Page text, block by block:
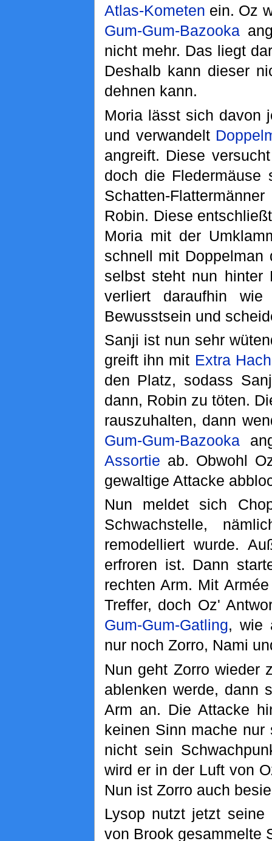
Atlas-Kometen ein. Oz
Gum-Gum-Bazooka
nicht mehr. Das liegt
Deshalb kann dieser
dehnen kann.
Moria lässt sich davon
und verwandelt
angreift. Diese
doch die
Schatten-
Robin. Diese
Moria mit der
schnell mit
selbst steht nun hinter
verliert daraufhin
Bewusstsein und
Sanji ist nun sehr
greift ihn mit Extra
den Platz, sodass
dann, Robin zu töten.
rauszuhalten, dann
Gum-Gum-Bazooka
Assortie ab. Obwohl
gewaltige Attacke
Nun meldet sich
Schwachstelle,
remodelliert wurde.
erfroren ist. Dann
rechten Arm. Mit
Treffer, doch Oz'
Gum-Gum-Gatling, wie
nur noch Zorro, Nami
Nun geht Zorro wieder
ablenken werde, dann
Arm an. Die Attacke
keinen Sinn mache
nicht sein
wird er in der Luft von
Nun ist Zorro auch
Lysop nutzt jetzt
von Brook gesammelte